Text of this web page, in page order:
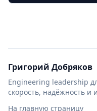
Григорий Добряков
Engineering leadership
скорость, надёжность и
На главную страницу